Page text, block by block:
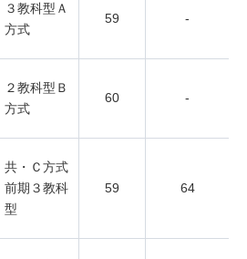
３教科型Ａ
方式
59 -
２教科型Ｂ
方式
60 -
共・Ｃ方式
前期３教科
型
59 64